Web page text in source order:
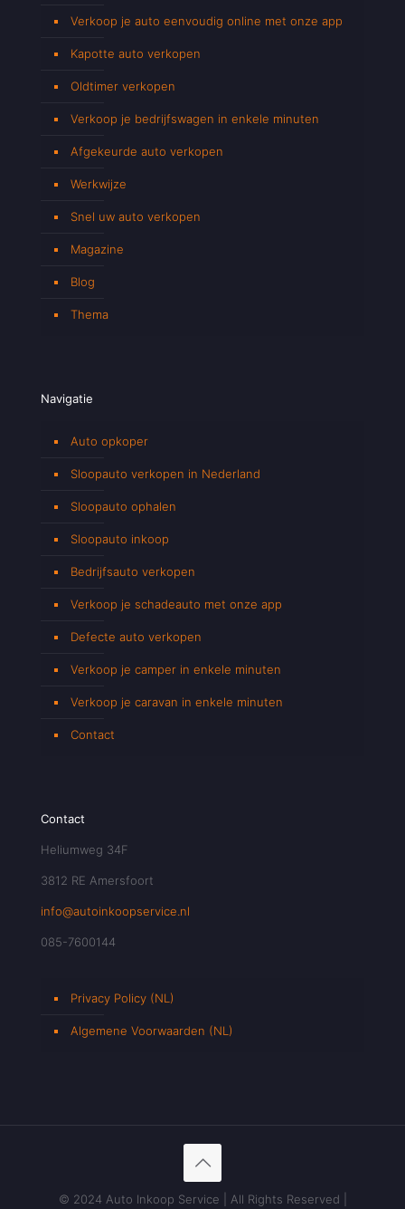
Verkoop je auto eenvoudig online met onze app
Kapotte auto verkopen
Oldtimer verkopen
Verkoop je bedrijfswagen in enkele minuten
Afgekeurde auto verkopen
Werkwijze
Snel uw auto verkopen
Magazine
Blog
Thema
Navigatie
Auto opkoper
Sloopauto verkopen in Nederland
Sloopauto ophalen
Sloopauto inkoop
Bedrijfsauto verkopen
Verkoop je schadeauto met onze app
Defecte auto verkopen
Verkoop je camper in enkele minuten
Verkoop je caravan in enkele minuten
Contact
Contact
Heliumweg 34F
3812 RE Amersfoort
info@autoinkoopservice.nl
085-7600144
Privacy Policy (NL)
Algemene Voorwaarden (NL)
© 2024 Auto Inkoop Service | All Rights Reserved |